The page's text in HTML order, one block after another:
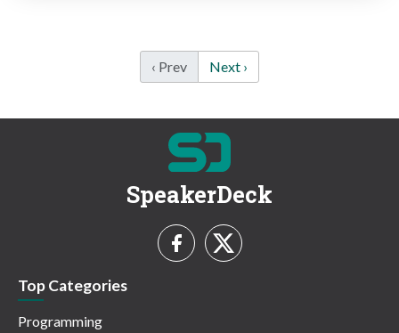
‹ Prev Next ›
SpeakerDeck
Top Categories
Programming